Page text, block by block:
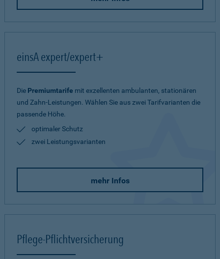
einsA expert/expert+
Die Premiumtarife mit exzellenten ambulanten, stationären
und Zahn-Leistungen. Wählen Sie aus zwei Tarifvarianten die
passende Höhe.
optimaler Schutz
zwei Leistungsvarianten
mehr Infos
Pflege-Pflichtversicherung